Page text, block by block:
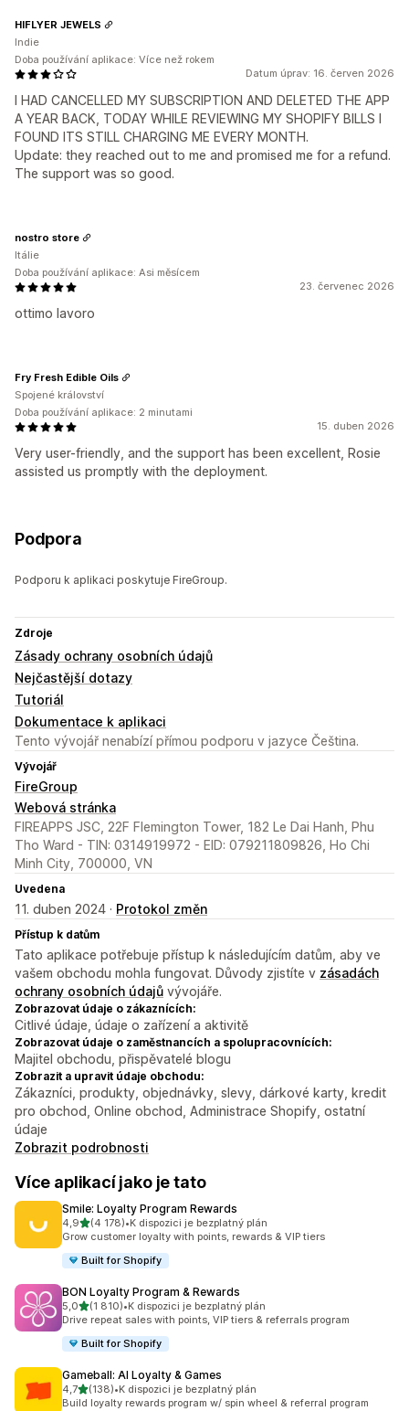
Datum úprav: 16. červen 2026
I HAD CANCELLED MY SUBSCRIPTION AND DELETED THE APP
A YEAR BACK, TODAY WHILE REVIEWING MY SHOPIFY BILLS I
FOUND ITS STILL CHARGING ME EVERY MONTH.
Update: they reached out to me and promised me for a refund.
The support was so good.
HIFLYER JEWELS
Indie
Doba používání aplikace: Více než rokem
23. červenec 2026
ottimo lavoro
nostro store
Itálie
Doba používání aplikace: Asi měsícem
15. duben 2026
Very user-friendly, and the support has been excellent, Rosie
assisted us promptly with the deployment.
Fry Fresh Edible Oils
Spojené království
Doba používání aplikace: 2 minutami
Podpora
Podporu k aplikaci poskytuje FireGroup.
Zdroje
Zásady ochrany osobních údajů
Nejčastější dotazy
Tutoriál
Dokumentace k aplikaci
Tento vývojář nenabízí přímou podporu v jazyce Čeština.
Vývojář
FireGroup
Webová stránka
FIREAPPS JSC, 22F Flemington Tower, 182 Le Dai Hanh, Phu
Tho Ward - TIN: 0314919972 - EID: 079211809826, Ho Chi
Minh City, 700000, VN
Uvedena
11. duben 2024 · Protokol změn
Přístup k datům
Tato aplikace potřebuje přístup k následujícím datům, aby ve
vašem obchodu mohla fungovat. Důvody zjistíte v zásadách
ochrany osobních údajů vývojáře.
Zobrazovat údaje o zákaznících:
Citlivé údaje, údaje o zařízení a aktivitě
Zobrazovat údaje o zaměstnancích a spolupracovnících:
Majitel obchodu, přispěvatelé blogu
Zobrazit a upravit údaje obchodu:
Zákazníci, produkty, objednávky, slevy, dárkové karty, kredit
pro obchod, Online obchod, Administrace Shopify, ostatní
údaje
Zobrazit podrobnosti
Více aplikací jako je tato
Smile: Loyalty Program Rewards
4,9z 5 hvězd
(4 178)
Celkový počet recenzí: 4178
•K dispozici je bezplatný plán
Grow customer loyalty with points, rewards & VIP tiers
Built for Shopify
BON Loyalty Program & Rewards
5,0z 5 hvězd
(1 810)
Celkový počet recenzí: 1810
•K dispozici je bezplatný plán
Drive repeat sales with points, VIP tiers & referrals program
Built for Shopify
Gameball: AI Loyalty & Games
4,7z 5 hvězd
(138)
Celkový počet recenzí: 138
•K dispozici je bezplatný plán
Build loyalty rewards program w/ spin wheel & referral program